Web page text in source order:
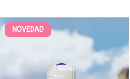
NOVEDAD